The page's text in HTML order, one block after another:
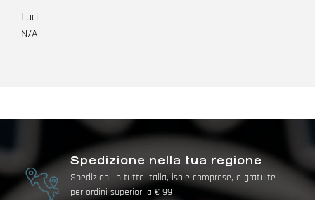
Luci
N/A
Spedizione nella tua regione
Spedizioni in tutta Italia, isole comprese, e gratuite
per ordini superiori a € 99